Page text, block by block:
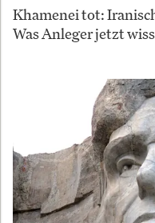
Khamenei tot:
Was Anleger jetzt